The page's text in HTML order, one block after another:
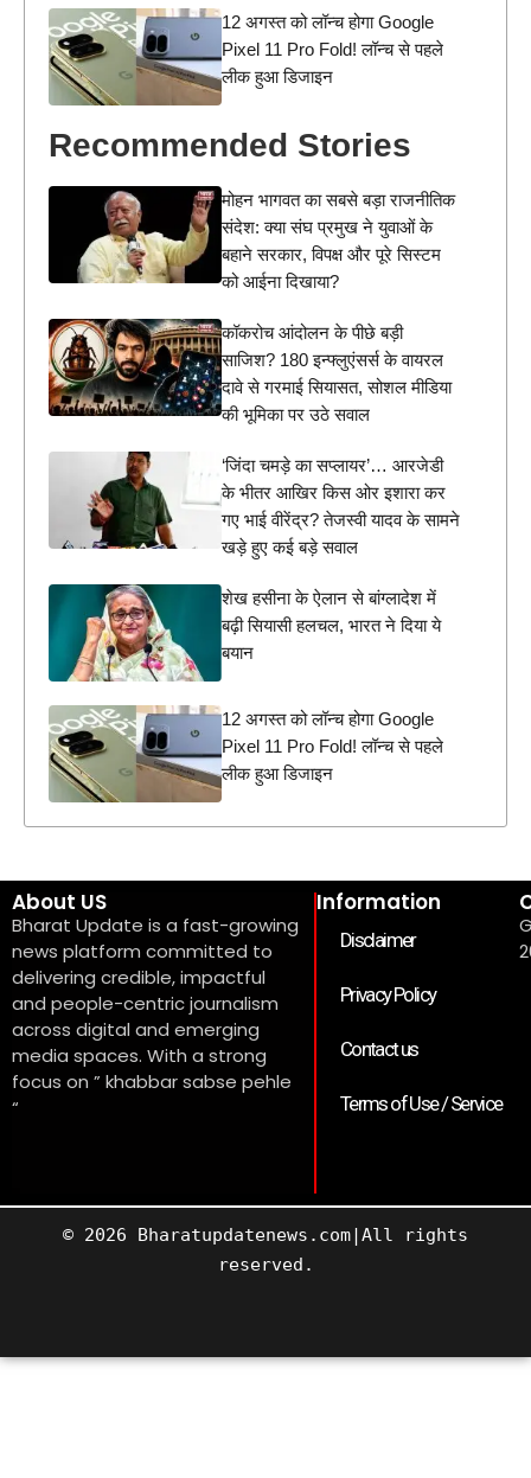
12 अगस्त को लॉन्च होगा Google
Pixel 11 Pro Fold! लॉन्च से पहले
लीक हुआ डिजाइन
Recommended Stories
मोहन भागवत का सबसे बड़ा राजनीतिक
संदेश: क्या संघ प्रमुख ने युवाओं के
बहाने सरकार, विपक्ष और पूरे सिस्टम
को आईना दिखाया?
कॉकरोच आंदोलन के पीछे बड़ी
साजिश? 180 इन्फ्लुएंसर्स के वायरल
दावे से गरमाई सियासत, सोशल मीडिया
की भूमिका पर उठे सवाल
‘जिंदा चमड़े का सप्लायर’… आरजेडी
के भीतर आखिर किस ओर इशारा कर
गए भाई वीरेंद्र? तेजस्वी यादव के सामने
खड़े हुए कई बड़े सवाल
शेख हसीना के ऐलान से बांग्लादेश में
बढ़ी सियासी हलचल, भारत ने दिया ये
बयान
12 अगस्त को लॉन्च होगा Google
Pixel 11 Pro Fold! लॉन्च से पहले
लीक हुआ डिजाइन
About US
Bharat Update is a fast-growing
news platform committed to
delivering credible, impactful
and people-centric journalism
across digital and emerging
media spaces. With a strong
focus on ” khabbar sabse pehle
“
Information
Disclaimer
Privacy Policy
Contact us
Terms of Use / Service
© 2026 Bharatupdatenews.com|All rights
reserved.